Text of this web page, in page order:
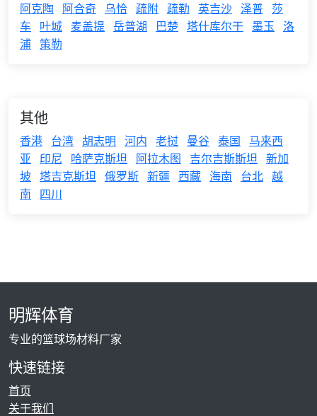
阿克陶
阿合奇 乌恰 疏附 疏勒 英吉沙 泽普 莎
车
叶城 麦盖提 岳普湖 巴楚 塔什库尔干 墨玉 洛
浦 策勒
其他
香港 台湾 胡志明 河内 老挝 曼谷 泰国
马来西
亚
印尼 哈萨克斯坦 阿拉木图 吉尔吉斯斯坦 新加
坡 塔吉克斯坦 俄罗斯 新疆 西藏 海南 台北 越
南
四川
明辉体育
专业的篮球场材料厂家
快速链接
首页
关于我们